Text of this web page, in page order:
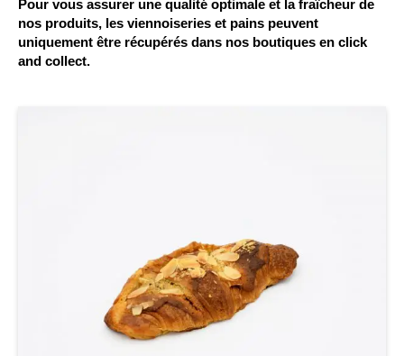
Pour vous assurer une qualité optimale et la fraîcheur de
nos produits, les viennoiseries et pains peuvent
uniquement être récupérés dans nos boutiques en click
and collect.